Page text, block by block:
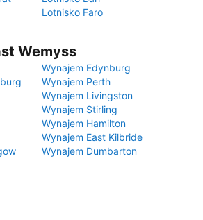
Lotnisko Faro
Wemyss
Wynajem Edynburg
Wynajem Perth
Wynajem Livingston
Wynajem Stirling
Wynajem Hamilton
Wynajem East Kilbride
Wynajem Dumbarton